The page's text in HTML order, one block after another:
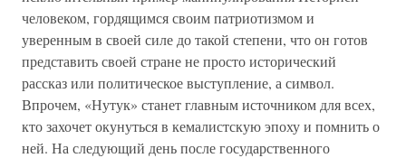
человеком, гордящимся своим патриотизмом и
уверенным в своей силе до такой степени, что он готов
представить своей стране не просто исторический
рассказ или политическое выступление, а символ.
Впрочем, «Нутук» станет главным источником для всех,
кто захочет окунуться в кемалистскую эпоху и помнить о
ней. На следующий день после государственного